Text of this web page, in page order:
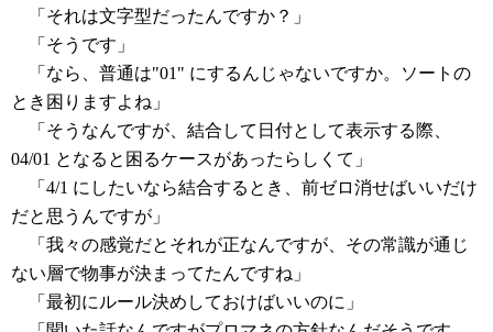
「それは文字型だったんですか？」
「そうです」
「なら、普通は"01" にするんじゃないですか。ソートの
とき困りますよね」
「そうなんですが、結合して日付として表示する際、
04/01 となると困るケースがあったらしくて」
「4/1 にしたいなら結合するとき、前ゼロ消せばいいだけ
だと思うんですが」
「我々の感覚だとそれが正なんですが、その常識が通じ
ない層で物事が決まってたんですね」
「最初にルール決めしておけばいいのに」